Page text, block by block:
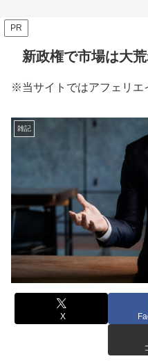
PR
新政権で市場は大
※当サイトではアフェリエ
雑記
X